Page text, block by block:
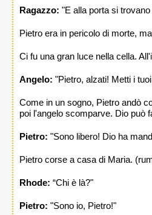
Ragazzo: "E alla porta si
Pietro era in pericolo di morte,
Ci fu una gran luce nella cella.
Angelo: "Pietro, alzati! Metti i
Come in un sogno, Pietro andò
poi l'angelo scomparve. Dio può
Pietro: "Sono libero! Dio ha
Pietro corse a casa di Maria.
Rhode: “Chi è là?"
Pietro: "Sono io, Pietro!"